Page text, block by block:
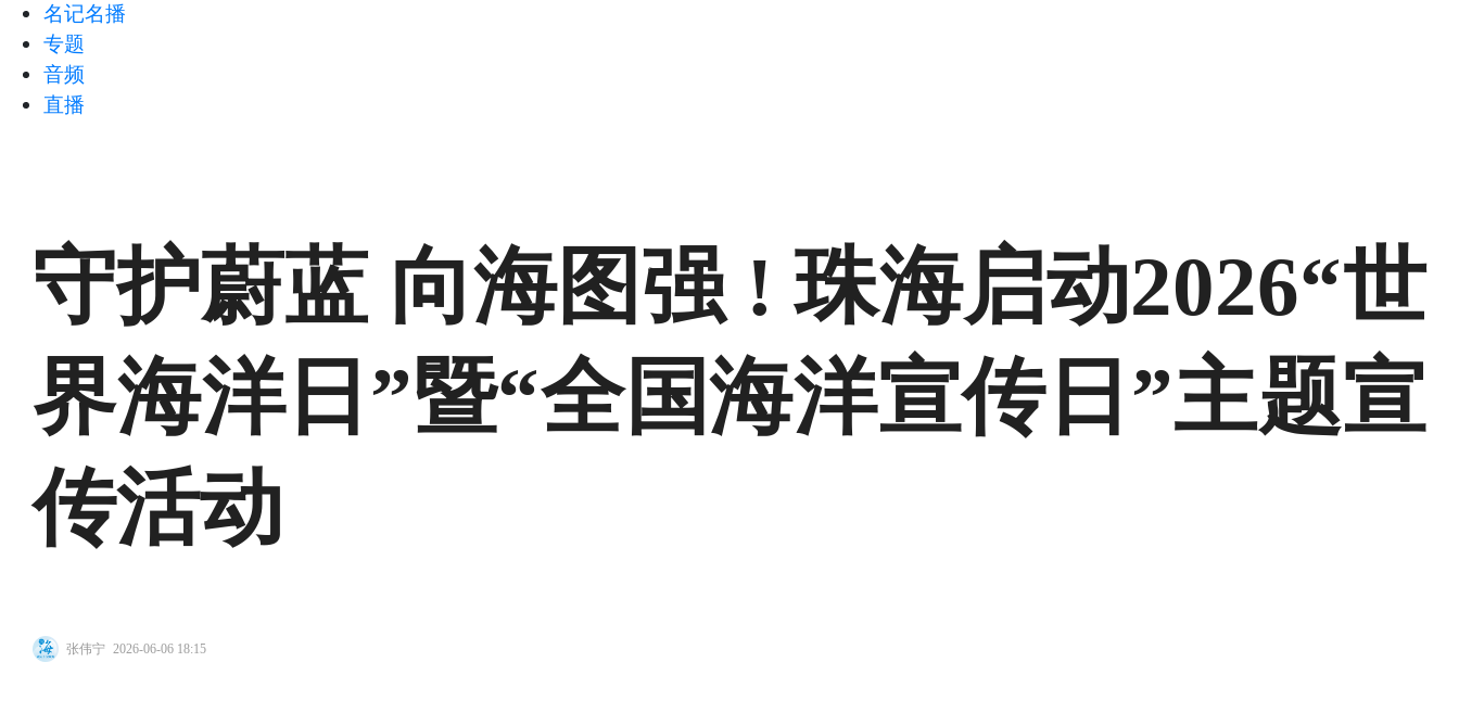
名记名播
专题
音频
直播
守护蔚蓝 向海图强 ! 珠海启动2026“世
界海洋日”暨“全国海洋宣传日”主题宣
传活动
张伟宁 2026-06-06 18:15